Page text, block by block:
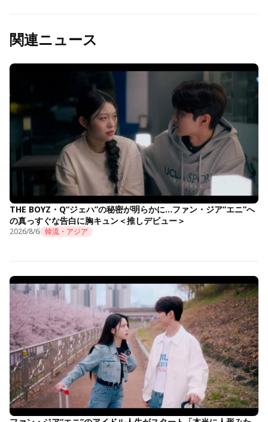
関連ニュース
THE BOYZ・Q“ジェハ”の秘密が明らかに…ファン・ジア“エニ”へ
の真っすぐな告白に胸キュン＜推しデビュー＞
2026/8/6 韓流・アジア